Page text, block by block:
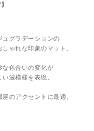
ュグラデーションの
しゃれな印象のマット。
な色合いの変化が
い波模様を表現。
屋のアクセントに最適。